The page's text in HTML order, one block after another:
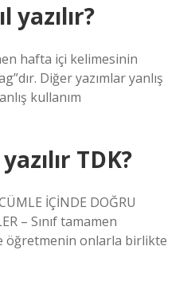
yazılır?
hafta içi kelimesinin
Diğer yazımlar yanlış
kullanım
yazılır TDK?
İÇİNDE DOĞRU
– Sınıf tamamen
öğretmenin onlarla birlikte